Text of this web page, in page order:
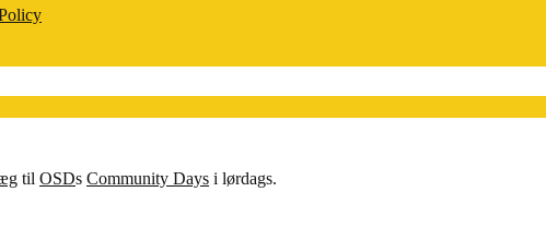
til OSDs Community Days i lørdags.